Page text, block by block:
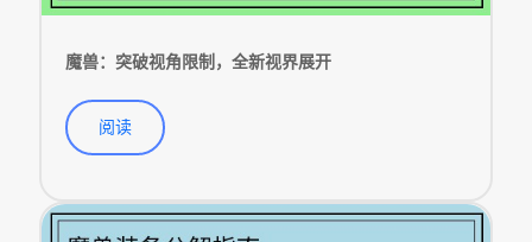
魔兽：突破视角限制，全新视界展开
阅读